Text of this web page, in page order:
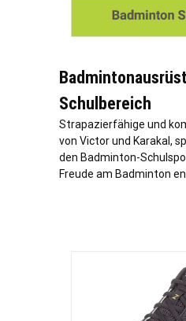
Schulbereich
Strapazierfähige und
von Victor und Karakal,
den Badminton-
Freude am Badminton